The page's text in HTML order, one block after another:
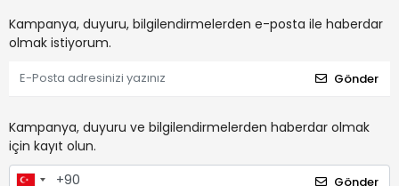
Kampanya, duyuru, bilgilendirmelerden e-posta ile haberdar
olmak istiyorum.
Gönder
Kampanya, duyuru ve bilgilendirmelerden haberdar olmak
için kayıt olun.
Gönder